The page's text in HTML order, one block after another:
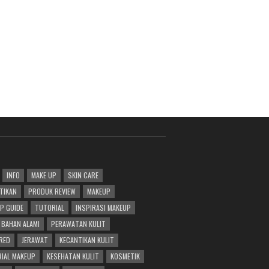
INFO MAKE UP
SKIN CARE
PRODUK REVIEW
MAKEUP
GUIDE
TUTORIAL
INSPIRASI MAKEUP
BAHAN ALAMI
PERAWATAN KULIT
JERAWAT
KECANTIKAN KULIT
MAKEUP
KESEHATAN KULIT
KOSMETIK